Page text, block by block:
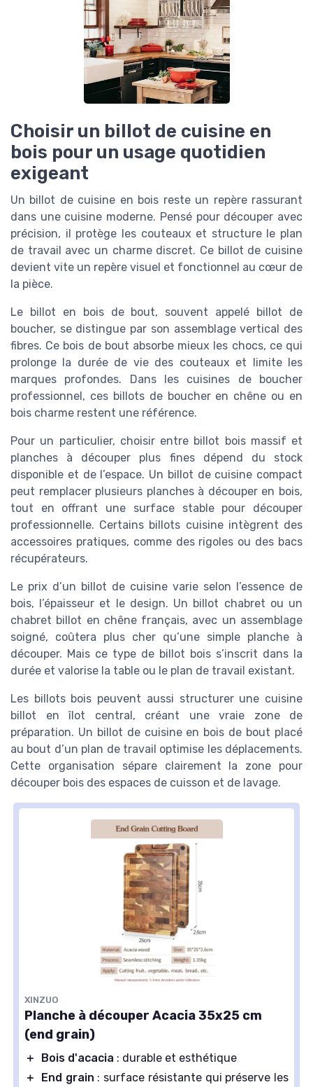
Choisir un billot de cuisine en
bois pour un usage quotidien
exigeant
Un billot de cuisine en bois reste un repère rassurant
dans une cuisine moderne. Pensé pour découper avec
précision, il protège les couteaux et structure le plan
de travail avec un charme discret. Ce billot de cuisine
devient vite un repère visuel et fonctionnel au cœur de
la pièce.
Le billot en bois de bout, souvent appelé billot de
boucher, se distingue par son assemblage vertical des
fibres. Ce bois de bout absorbe mieux les chocs, ce qui
prolonge la durée de vie des couteaux et limite les
marques profondes. Dans les cuisines de boucher
professionnel, ces billots de boucher en chêne ou en
bois charme restent une référence.
Pour un particulier, choisir entre billot bois massif et
planches à découper plus fines dépend du stock
disponible et de l’espace. Un billot de cuisine compact
peut remplacer plusieurs planches à découper en bois,
tout en offrant une surface stable pour découper
professionnelle. Certains billots cuisine intègrent des
accessoires pratiques, comme des rigoles ou des bacs
récupérateurs.
Le prix d’un billot de cuisine varie selon l’essence de
bois, l’épaisseur et le design. Un billot chabret ou un
chabret billot en chêne français, avec un assemblage
soigné, coûtera plus cher qu’une simple planche à
découper. Mais ce type de billot bois s’inscrit dans la
durée et valorise la table ou le plan de travail existant.
Les billots bois peuvent aussi structurer une cuisine
billot en îlot central, créant une vraie zone de
préparation. Un billot de cuisine en bois de bout placé
au bout d’un plan de travail optimise les déplacements.
Cette organisation sépare clairement la zone pour
découper bois des espaces de cuisson et de lavage.
XINZUO
Planche à découper Acacia 35x25 cm
(end grain)
＋ Bois d'acacia : durable et esthétique
＋
End grain : surface résistante qui préserve les